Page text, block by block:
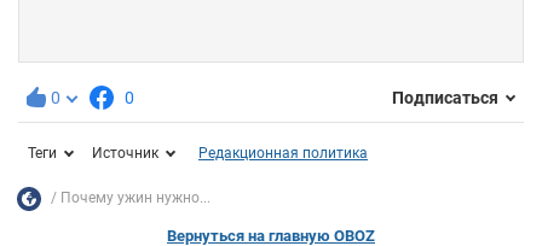
0 0 Подписаться
Теги Источник Редакционная политика
Почему ужин нужно...
Вернуться на главную OBOZ